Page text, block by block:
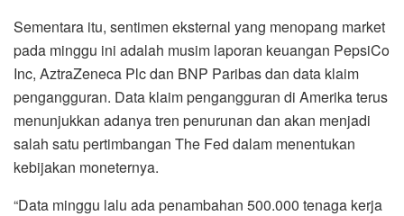
Sementara itu, sentimen eksternal yang menopang market
pada minggu ini adalah musim laporan keuangan PepsiCo
Inc, AztraZeneca Plc dan BNP Paribas dan data klaim
pengangguran. Data klaim pengangguran di Amerika terus
menunjukkan adanya tren penurunan dan akan menjadi
salah satu pertimbangan The Fed dalam menentukan
kebijakan moneternya.
“Data minggu lalu ada penambahan 500.000 tenaga kerja